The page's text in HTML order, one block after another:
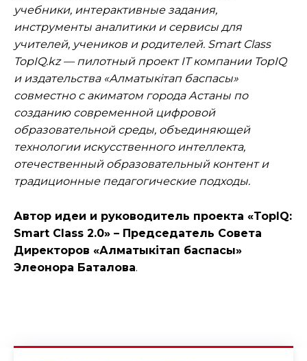
учебники, интерактивные задания,
инструменты аналитики и сервисы для
учителей, учеников и родителей. Smart Class
TopIQ.kz — пилотный проект IT компании TopIQ
и издательства «Алматыкітап баспасы»
совместно с акиматом города Астаны по
созданию современной цифровой
образовательной среды, объединяющей
технологии искусственного интеллекта,
отечественный образовательный контент и
традиционные педагогические подходы.
Автор идеи и руководитель проекта «TopIQ:
Smart Class 2.0» – Председатель Совета
Директоров «Алматыкітап баспасы»
Элеонора Баталова.